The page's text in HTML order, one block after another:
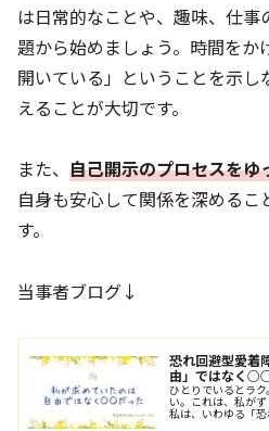
は日常的なことや、趣味、仕
題から始めましょう。時間をか
開いている」ということを示
えることが大切です。
また、 自己開示のプロセスをゆ
自身も安心して関係を深めるこ
す。
当事者ブログ↓
恐れ回避型愛着
由」ではなく○○
ひとりでいるとラ
い。これは、私が
私は、いわゆる「
関係性において、